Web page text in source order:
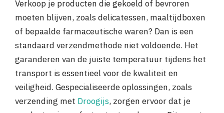
Verkoop je producten die gekoeld of bevroren
moeten blijven, zoals delicatessen, maaltijdboxen
of bepaalde farmaceutische waren? Dan is een
standaard verzendmethode niet voldoende. Het
garanderen van de juiste temperatuur tijdens het
transport is essentieel voor de kwaliteit en
veiligheid. Gespecialiseerde oplossingen, zoals
verzending met Droogijs, zorgen ervoor dat je